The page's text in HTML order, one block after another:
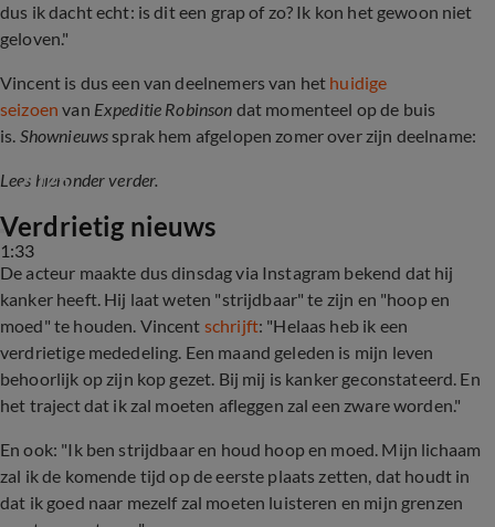
dus ik dacht echt: is dit een grap of zo? Ik kon het gewoon niet
geloven."
Vincent is dus een van deelnemers van het huidige
seizoen van Expeditie Robinson dat momenteel op de buis
is. Shownieuws sprak hem afgelopen zomer over zijn deelname:
Lees hieronder verder.
1:33
Dit zijn de deelnemers van Expeditie Robinson
2025
Verdrietig nieuws
De acteur maakte dus dinsdag via Instagram bekend dat hij
kanker heeft. Hij laat weten "strijdbaar" te zijn en "hoop en
moed" te houden. Vincent schrijft: "Helaas heb ik een
verdrietige mededeling. Een maand geleden is mijn leven
behoorlijk op zijn kop gezet. Bij mij is kanker geconstateerd. En
het traject dat ik zal moeten afleggen zal een zware worden."
En ook: "Ik ben strijdbaar en houd hoop en moed. Mijn lichaam
zal ik de komende tijd op de eerste plaats zetten, dat houdt in
dat ik goed naar mezelf zal moeten luisteren en mijn grenzen